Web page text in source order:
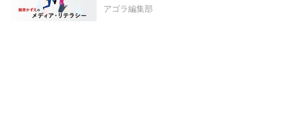
アゴラ編集部